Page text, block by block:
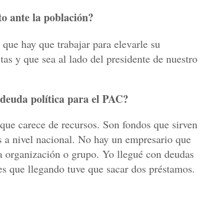
ante la población?
hay que trabajar para elevarle su
y que sea al lado del presidente de nuestro
política para el PAC?
carece de recursos. Son fondos que sirven
nivel nacional. No hay un empresario que
o grupo. Yo llegué con deudas
llegando tuve que sacar dos préstamos.